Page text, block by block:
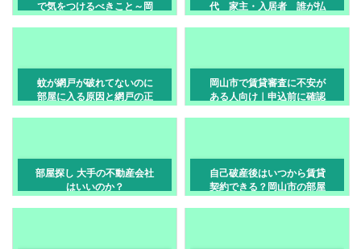
で気をつけるべきこと～岡
代 家主・入居者 誰が払
蚊が網戸が破れてないのに
部屋に入る原因と網戸の正
岡山市で賃貸審査に不安が
ある人向け｜申込前に確認
部屋探し 大手の不動産会社
はいいのか？
自己破産後はいつから賃貸
契約できる？岡山市の部屋